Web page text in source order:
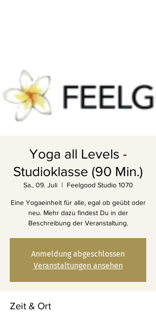
Yoga all Levels -
Studioklasse (90 Min.)
Sa., 09. Juli
  |
Feelgood Studio 1070
Eine Yogaeinheit für alle, egal ob geübt oder
neu. Mehr dazu findest Du in der
Beschreibung der Veranstaltung.
Anmeldung abgeschlossen
Veranstaltungen ansehen
Zeit & Ort